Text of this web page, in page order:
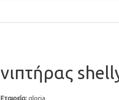
νιπτήρας
Εταιρεία: gloria